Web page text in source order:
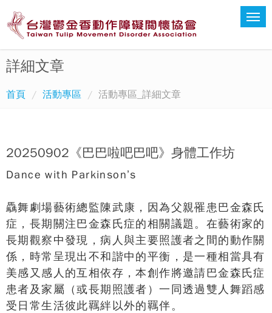
詳細文章
首頁 活動專區 活動專區_詳細文章
20250902《巴巴啦吧巴吧》身體工作坊
Dance with Parkinson’s
驫舞劇場藝術總監陳武康，因為父親罹患巴金森氏
症，長期關注巴金森氏症的相關議題。在藝術家的
長期觀察中發現，病人與主要照護者之間的動作關
係，時常呈現出不和諧中的平衡，是一種相當具有
美感又感人的互相依存，本創作將邀請巴金森氏症
患者及家屬（或長期照護者）一同透過雙人舞蹈感
受日常生活彼此羈絆以外的羈伴。